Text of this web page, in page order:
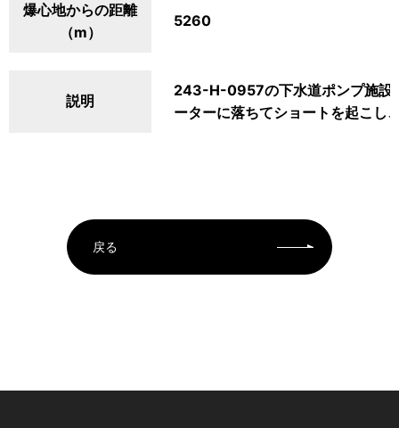
爆心地からの距離
（m）
5260
説明
243-H-0957の下水道ポンプ施設
ーターに落ちてショートを起こし
戻る